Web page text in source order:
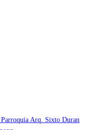
Parroquia Arq. Sixto Duran